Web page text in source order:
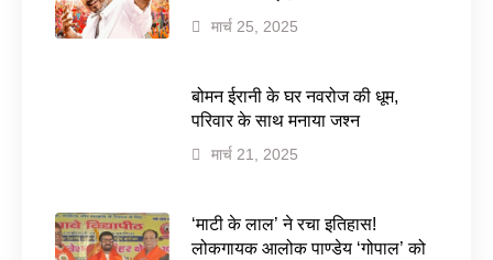
मार्च 25, 2025
बोमन ईरानी के घर नवरोज की धूम,
परिवार के साथ मनाया जश्न
मार्च 21, 2025
‘माटी के लाल’ ने रचा इतिहास!
लोकगायक आलोक पाण्डेय ‘गोपाल’ को